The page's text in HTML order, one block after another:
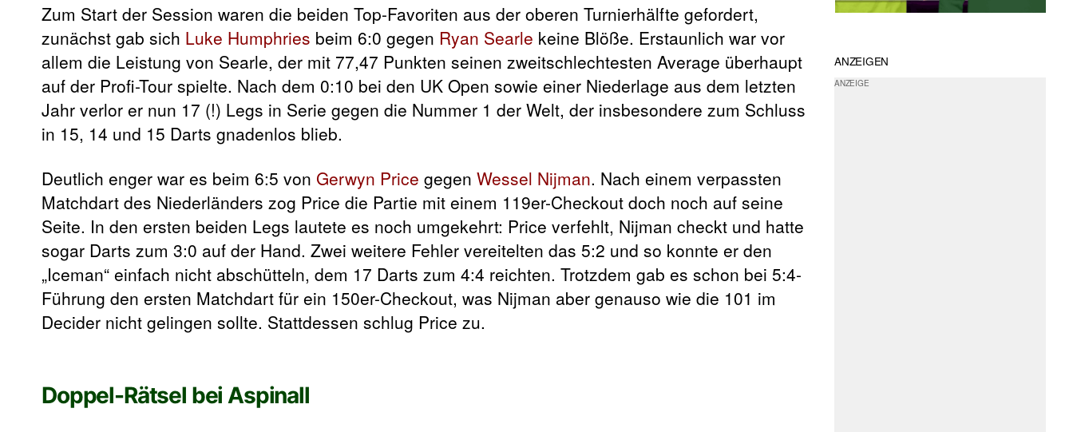
Zum Start der Session waren die beiden Top-Favoriten aus der oberen Turnierhälfte gefordert,
zunächst gab sich Luke Humphries beim 6:0 gegen Ryan Searle keine Blöße. Erstaunlich war vor
allem die Leistung von Searle, der mit 77,47 Punkten seinen zweitschlechtesten Average überhaupt
auf der Profi-Tour spielte. Nach dem 0:10 bei den UK Open sowie einer Niederlage aus dem letzten
Jahr verlor er nun 17 (!) Legs in Serie gegen die Nummer 1 der Welt, der insbesondere zum Schluss
in 15, 14 und 15 Darts gnadenlos blieb.
Deutlich enger war es beim 6:5 von Gerwyn Price gegen Wessel Nijman. Nach einem verpassten
Matchdart des Niederländers zog Price die Partie mit einem 119er-Checkout doch noch auf seine
Seite. In den ersten beiden Legs lautete es noch umgekehrt: Price verfehlt, Nijman checkt und hatte
sogar Darts zum 3:0 auf der Hand. Zwei weitere Fehler vereitelten das 5:2 und so konnte er den
„Iceman“ einfach nicht abschütteln, dem 17 Darts zum 4:4 reichten. Trotzdem gab es schon bei 5:4-
Führung den ersten Matchdart für ein 150er-Checkout, was Nijman aber genauso wie die 101 im
Decider nicht gelingen sollte. Stattdessen schlug Price zu.
Doppel-Rätsel bei Aspinall
ANZEIGEN